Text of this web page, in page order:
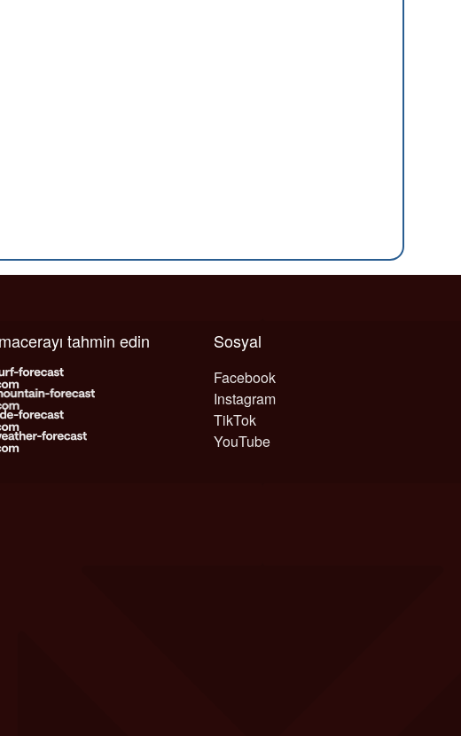
Sosyal
Facebook
Instagram
TikTok
YouTube
macerayı tahmin edin